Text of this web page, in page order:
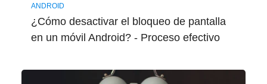
ANDROID
¿Cómo desactivar el bloqueo de pantalla
en un móvil Android? - Proceso efectivo